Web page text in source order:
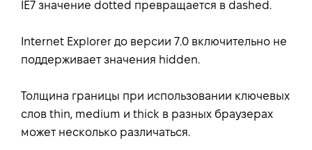
IE7 значение dotted превращается в dashed.
Internet Explorer до версии 7.0 включительно не
поддерживает значения hidden.
Толщина границы при использовании ключевых
слов thin, medium и thick в разных браузерах
может несколько различаться.